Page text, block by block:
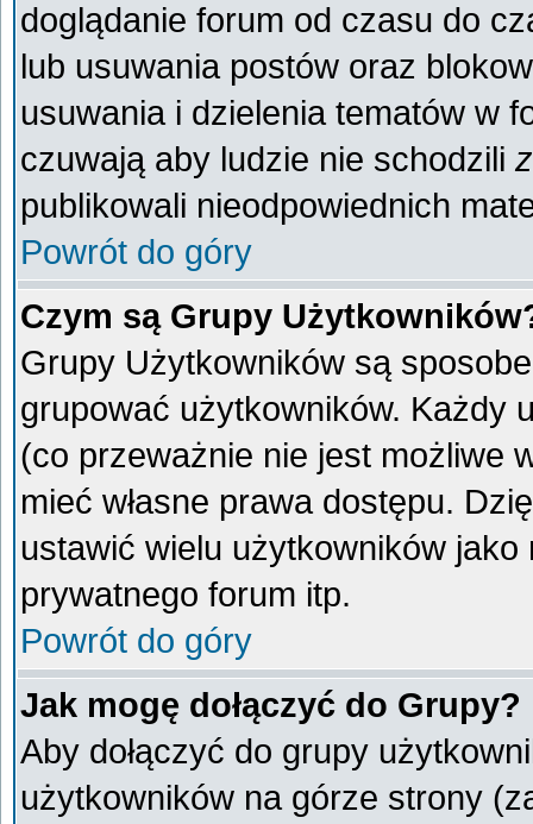
doglądanie forum od czasu do
lub usuwania postów oraz
usuwania i dzielenia tematów w
czuwają aby ludzie nie schodzili
publikowali nieodpowiednich
Powrót do góry
Czym są Grupy
Grupy Użytkowników są
grupować użytkowników. Każdy
(co przeważnie nie jest możliwe
mieć własne prawa dostępu.
ustawić wielu użytkowników
prywatnego forum itp.
Powrót do góry
Jak mogę dołączyć do Grupy?
Aby dołączyć do grupy
użytkowników na górze strony